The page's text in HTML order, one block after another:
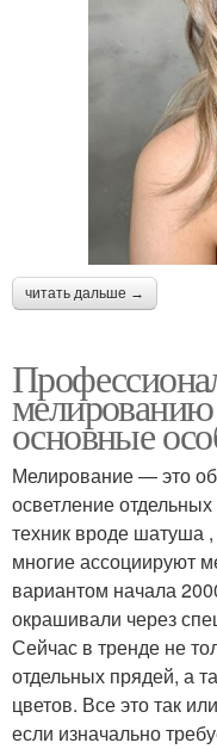
читать дальше →
основные
Мелирование — это
осветление
техник вроде шатуша
многие ассоциируют
вариантом начала
окрашивали через
Сейчас в тренде не
отдельных прядей, а
цветов. Все это так
если изначально